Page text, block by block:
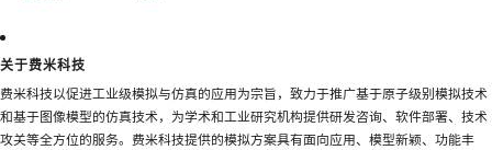
关于费米科技
费米科技以促进工业级模拟与仿真的应用为宗旨，致力于推广基于原子级别模拟技术
和基于图像模型的仿真技术，为学术和工业研究机构提供研发咨询、软件部署、技术
攻关等全方位的服务。费米科技提供的模拟方案具有面向应用、模型新颖、功能丰